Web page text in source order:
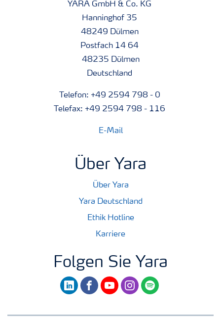
YARA GmbH & Co. KG
Hanninghof 35
48249 Dülmen
Postfach 14 64
48235 Dülmen
Deutschland
Telefon: +49 2594 798 - 0
Telefax: +49 2594 798 - 116
E-Mail
Über Yara
Über Yara
Yara Deutschland
Ethik Hotline
Karriere
Folgen Sie Yara
linkedinfacebookyoutubeinstagram
spotify